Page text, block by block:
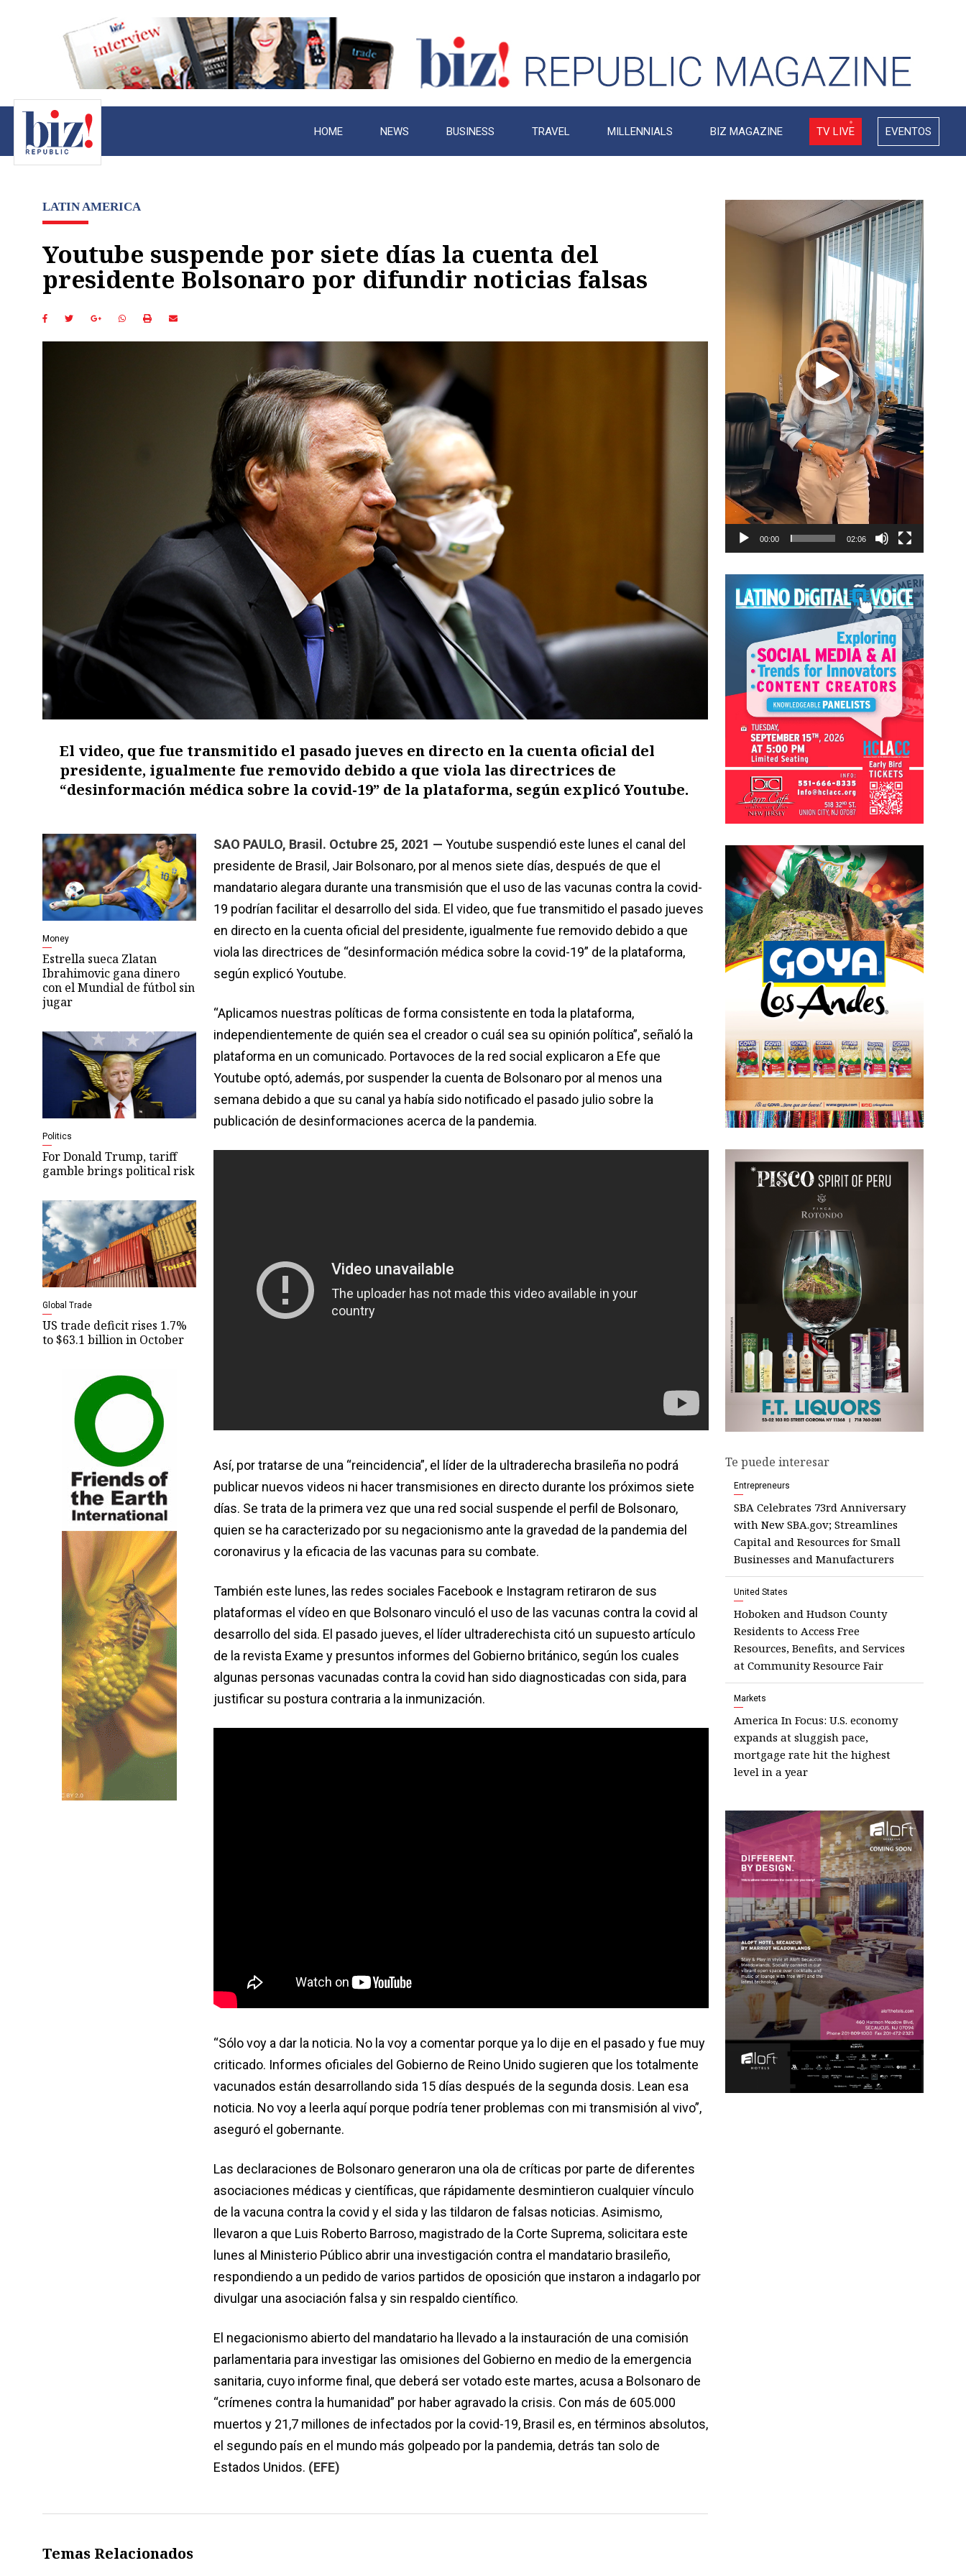
HOME NEWS BUSINESS TRAVEL MILLENNIALS BIZ MAGAZINE TV LIVE EVENTOS
LATIN AMERICA
Youtube suspende por siete días la cuenta del
presidente Bolsonaro por difundir noticias falsas
El video, que fue transmitido el pasado jueves en directo en la cuenta oficial del
presidente, igualmente fue removido debido a que viola las directrices de
“desinformación médica sobre la covid-19” de la plataforma, según explicó Youtube.
Money
Estrella sueca Zlatan
Ibrahimovic gana dinero
con el Mundial de fútbol sin
jugar
Politics
For Donald Trump, tariff
gamble brings political risk
Global Trade
US trade deficit rises 1.7%
to $63.1 billion in October
SAO PAULO, Brasil. Octubre 25, 2021 — Youtube suspendió este lunes el canal del
presidente de Brasil, Jair Bolsonaro, por al menos siete días, después de que el
mandatario alegara durante una transmisión que el uso de las vacunas contra la covid-
19 podrían facilitar el desarrollo del sida. El video, que fue transmitido el pasado jueves
en directo en la cuenta oficial del presidente, igualmente fue removido debido a que
viola las directrices de “desinformación médica sobre la covid-19” de la plataforma,
según explicó Youtube.
“Aplicamos nuestras políticas de forma consistente en toda la plataforma,
independientemente de quién sea el creador o cuál sea su opinión política”, señaló la
plataforma en un comunicado. Portavoces de la red social explicaron a Efe que
Youtube optó, además, por suspender la cuenta de Bolsonaro por al menos una
semana debido a que su canal ya había sido notificado el pasado julio sobre la
publicación de desinformaciones acerca de la pandemia.
Así, por tratarse de una “reincidencia”, el líder de la ultraderecha brasileña no podrá
publicar nuevos videos ni hacer transmisiones en directo durante los próximos siete
días. Se trata de la primera vez que una red social suspende el perfil de Bolsonaro,
quien se ha caracterizado por su negacionismo ante la gravedad de la pandemia del
coronavirus y la eficacia de las vacunas para su combate.
También este lunes, las redes sociales Facebook e Instagram retiraron de sus
plataformas el vídeo en que Bolsonaro vinculó el uso de las vacunas contra la covid al
desarrollo del sida. El pasado jueves, el líder ultraderechista citó un supuesto artículo
de la revista Exame y presuntos informes del Gobierno británico, según los cuales
algunas personas vacunadas contra la covid han sido diagnosticadas con sida, para
justificar su postura contraria a la inmunización.
“Sólo voy a dar la noticia. No la voy a comentar porque ya lo dije en el pasado y fue muy
criticado. Informes oficiales del Gobierno de Reino Unido sugieren que los totalmente
vacunados están desarrollando sida 15 días después de la segunda dosis. Lean esa
noticia. No voy a leerla aquí porque podría tener problemas con mi transmisión al vivo”,
aseguró el gobernante.
Las declaraciones de Bolsonaro generaron una ola de críticas por parte de diferentes
asociaciones médicas y científicas, que rápidamente desmintieron cualquier vínculo
de la vacuna contra la covid y el sida y las tildaron de falsas noticias. Asimismo,
llevaron a que Luis Roberto Barroso, magistrado de la Corte Suprema, solicitara este
lunes al Ministerio Público abrir una investigación contra el mandatario brasileño,
respondiendo a un pedido de varios partidos de oposición que instaron a indagarlo por
divulgar una asociación falsa y sin respaldo científico.
El negacionismo abierto del mandatario ha llevado a la instauración de una comisión
parlamentaria para investigar las omisiones del Gobierno en medio de la emergencia
sanitaria, cuyo informe final, que deberá ser votado este martes, acusa a Bolsonaro de
“crímenes contra la humanidad” por haber agravado la crisis. Con más de 605.000
muertos y 21,7 millones de infectados por la covid-19, Brasil es, en términos absolutos,
el segundo país en el mundo más golpeado por la pandemia, detrás tan solo de
Estados Unidos. (EFE)
Temas Relacionados
Video
Player
00:00 02:06
Te puede interesar
Entrepreneurs
SBA Celebrates 73rd Anniversary
with New SBA.gov; Streamlines
Capital and Resources for Small
Businesses and Manufacturers
United States
Hoboken and Hudson County
Residents to Access Free
Resources, Benefits, and Services
at Community Resource Fair
Markets
America In Focus: U.S. economy
expands at sluggish pace,
mortgage rate hit the highest
level in a year